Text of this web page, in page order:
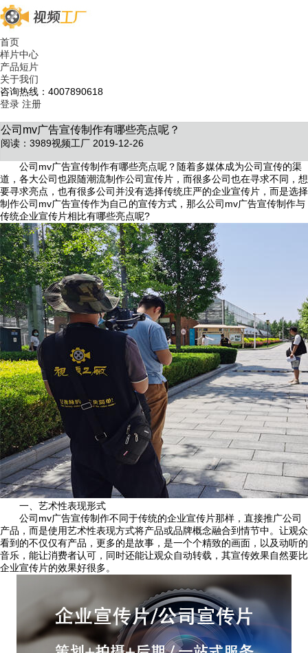
首页
样片中心
产品短片
关于我们
咨询热线：4007890618
登录 注册
公司mv广告宣传制作有哪些亮点呢？
阅读：3989视频工厂 2019-12-26
公司mv广告宣传制作有哪些亮点呢？随着多媒体成为公司宣传的渠
道，各大公司也跟随潮流制作公司宣传片，而很多公司也在寻求不同，想
要寻求亮点，也有很多公司并没有选择传统庄严的企业宣传片，而是选择
制作公司mv广告宣传作为自己的宣传方式，那么公司mv广告宣传制作与
传统企业宣传片相比有哪些亮点呢?
一、艺术性表现形式
公司mv广告宣传制作不同于传统的企业宣传片那样，直接推广公司
产品，而是使用艺术性表现方式将产品或品牌概念融合到情节中。让观众
看到的不仅仅有产品，更多的是故事，是一个个精致的画面，以及动听的
音乐，能让消费者认可，同时还能让观众自动转载，其宣传效果自然要比
企业宣传片的效果好很多。